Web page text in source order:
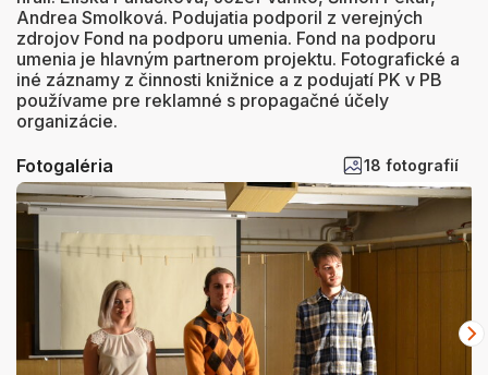
Andrea Smolková. Podujatia podporil z verejných
zdrojov Fond na podporu umenia. Fond na podporu
umenia je hlavným partnerom projektu. Fotografické a
iné záznamy z činnosti knižnice a z podujatí PK v PB
používame pre reklamné s propagačné účely
organizácie.
Fotogaléria 18 fotografií